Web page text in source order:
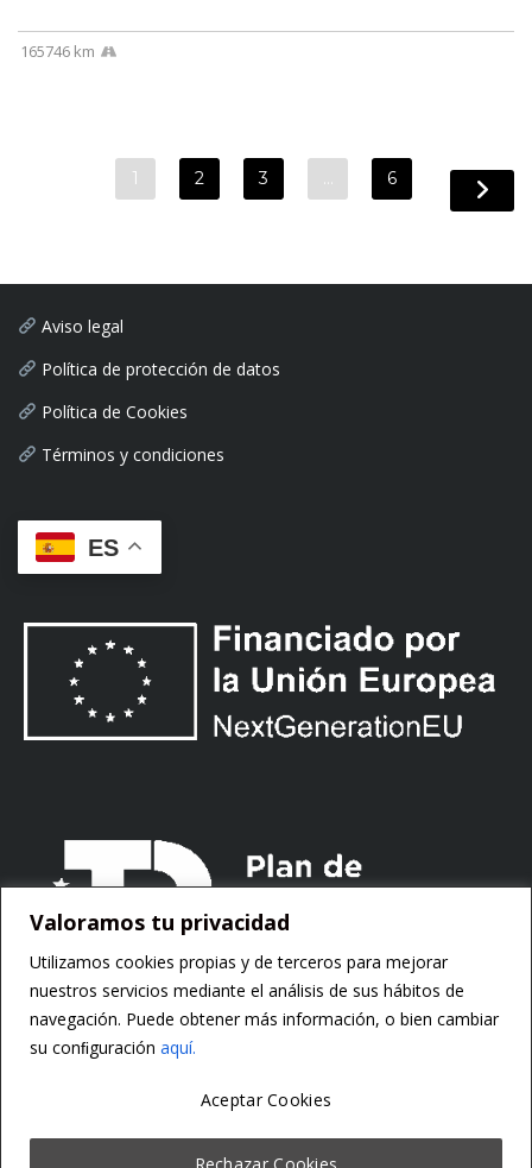
Valoramos tu privacidad
Utilizamos cookies propias y de terceros para mejorar
nuestros servicios mediante el análisis de sus hábitos de
navegación. Puede obtener más información, o bien cambiar
su conﬁguración aquí.
Rechazar Cookies
Aceptar Cookies
165746 km
1 2 3 … 6
Aviso legal
Política de protección de datos
Política de Cookies
Términos y condiciones
ES